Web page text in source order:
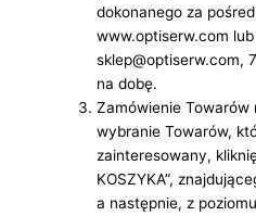
dokonanego za
www.optiserw.com
sklep@optiserw.com,
na dobę.
Zamówienie Towarów
wybranie Towarów,
zainteresowany,
KOSZYKA”,
a następnie, z